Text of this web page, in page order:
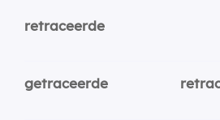
retraceerde
getraceerde